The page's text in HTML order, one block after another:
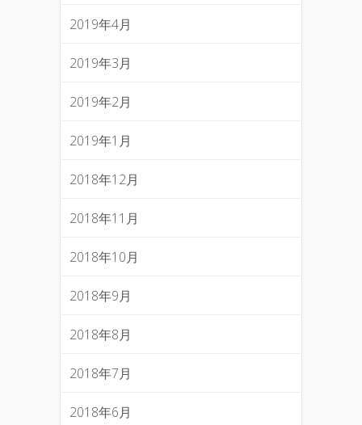
2019年4月
2019年3月
2019年2月
2019年1月
2018年12月
2018年11月
2018年10月
2018年9月
2018年8月
2018年7月
2018年6月